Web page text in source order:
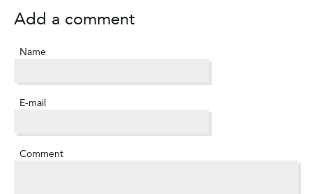
Add a comment
Name
E-mail
Comment